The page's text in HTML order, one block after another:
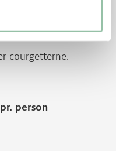
over direkte
courgetterne.
person